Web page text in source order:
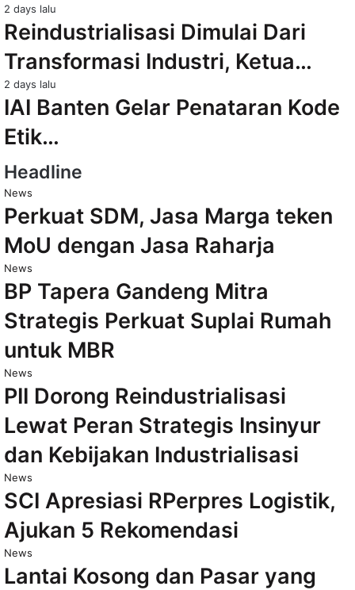
2 days lalu
Reindustrialisasi Dimulai Dari
Transformasi Industri, Ketua…
2 days lalu
IAI Banten Gelar Penataran Kode
Etik…
Headline
News
Perkuat SDM, Jasa Marga teken
MoU dengan Jasa Raharja
News
BP Tapera Gandeng Mitra
Strategis Perkuat Suplai Rumah
untuk MBR
News
PII Dorong Reindustrialisasi
Lewat Peran Strategis Insinyur
dan Kebijakan Industrialisasi
News
SCI Apresiasi RPerpres Logistik,
Ajukan 5 Rekomendasi
News
Lantai Kosong dan Pasar yang